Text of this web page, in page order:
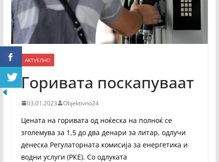
АКТУЕЛНО
Горивата поскапуваат
03.01.2023 Objektivno24
Цената на горивата од ноќеска на полноќ се
зголемува за 1,5 до два денари за литар, одлучи
денеска Регулаторната комисија за енергетика и
водни услуги (РКЕ). Со одлуката